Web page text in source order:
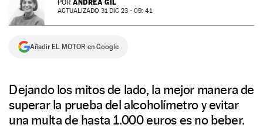
NEWSLETTER
SÍGUENOS
POR ANDREA GIL
ACTUALIZADO 31 DIC 23 - 09: 41
Añadir EL MOTOR en Google
Dejando los mitos de lado, la mejor manera de
superar la prueba del alcoholímetro y evitar
una multa de hasta 1.000 euros es no beber.